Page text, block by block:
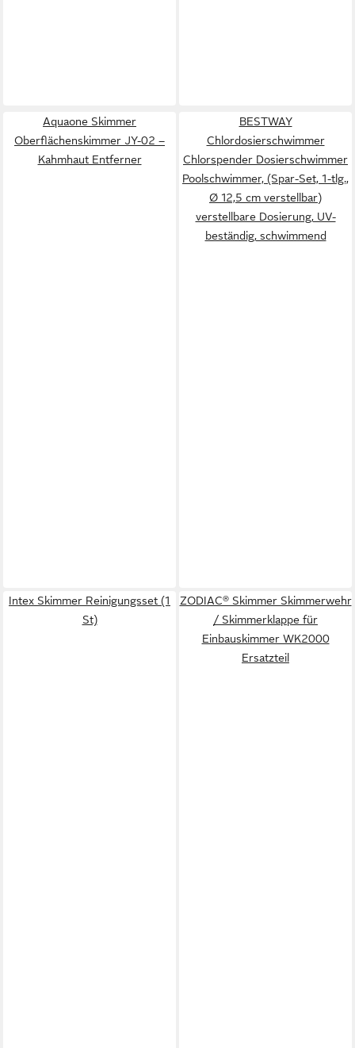
Aquaone Skimmer
Oberflächenskimmer JY-02 –
Kahmhaut Entferner
BESTWAY
Chlordosierschwimmer
Chlorspender Dosierschwimmer
Poolschwimmer, (Spar-Set, 1-tlg.,
Ø 12,5 cm verstellbar)
verstellbare Dosierung, UV-
beständig, schwimmend
Intex Skimmer Reinigungsset (1
St)
ZODIAC® Skimmer Skimmerwehr
/ Skimmerklappe für
Einbauskimmer WK2000
Ersatzteil